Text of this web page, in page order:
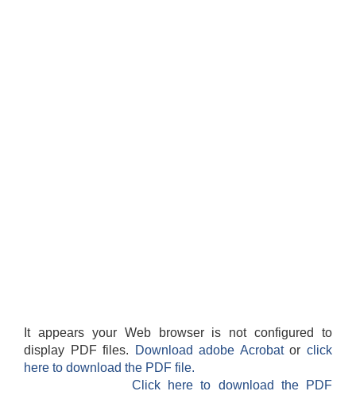
It appears your Web browser is not configured to
display PDF files.
Download adobe Acrobatorclick
here to download the PDF file.
Click here to download the PDF